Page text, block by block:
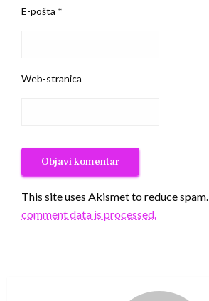
E-pošta *
Web-stranica
This site uses Akismet to reduce spam.
comment data is processed.